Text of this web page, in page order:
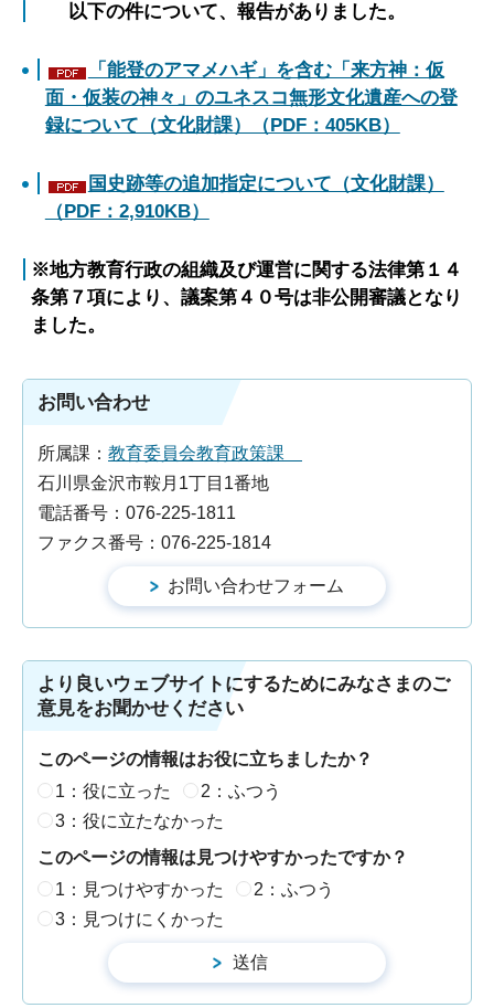
以下の件について、報告がありました。
「能登のアマメハギ」を含む「来方神：仮
面・仮装の神々」のユネスコ無形文化遺産への登
録について（文化財課）（PDF：405KB）
国史跡等の追加指定について（文化財課）
（PDF：2,910KB）
※地方教育行政の組織及び運営に関する法律第１４
条第７項により、議案第４０号は非公開審議となり
ました。
お問い合わせ
所属課： 教育委員会教育政策課
石川県金沢市鞍月1丁目1番地
電話番号：076-225-1811
ファクス番号：076-225-1814
より良いウェブサイトにするためにみなさまのご
意見をお聞かせください
このページの情報はお役に立ちましたか？
1：役に立った
2：ふつう
3：役に立たなかった
このページの情報は見つけやすかったですか？
1：見つけやすかった
2：ふつう
3：見つけにくかった